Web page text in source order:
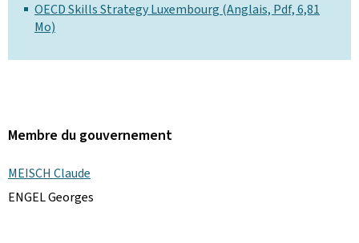
OECD Skills Strategy Luxembourg (Anglais, Pdf, 6,81
Mo)
Membre du gouvernement
MEISCH Claude
ENGEL Georges